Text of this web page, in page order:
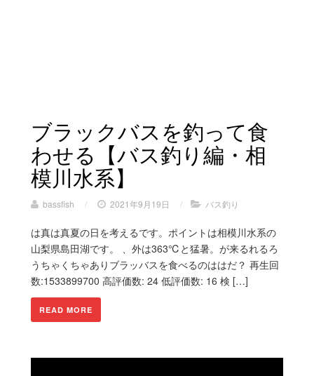
ブラックバスを釣って食
わせる【バス釣り編・相
模川水系】
bassfish / 2021年9月19日 / バス釣り
は真は真夏の日を考えるです。ポイントは相模川水系の
山梨県島田湖です。 、外は363℃と猛暑。が来るれるろ
うちゃくちゃありブラッバスを食べるのははだ？ 再生回
数:1533899700 高評価数: 24 低評価数: 16 検 […]
READ MORE